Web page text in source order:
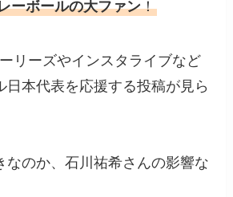
ーボールの大ファン！
リーズやインスタライブなど
日本代表を応援する投稿が見ら
なのか、石川祐希さんの影響な